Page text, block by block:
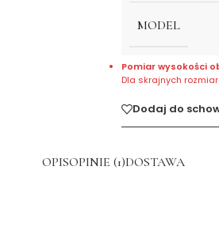
MODEL
Pomiar wysokości
Dla skrajnych
Dodaj do
OPISOPINIE (1)DOSTAWA